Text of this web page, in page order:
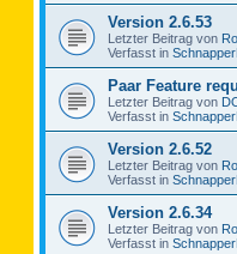
Version 2.6.53
Letzter Beitrag von
Verfasst in
Paar Feature
Letzter Beitrag von
Verfasst in
Version 2.6.52
Letzter Beitrag von
Verfasst in
Version 2.6.34
Letzter Beitrag von
Verfasst in